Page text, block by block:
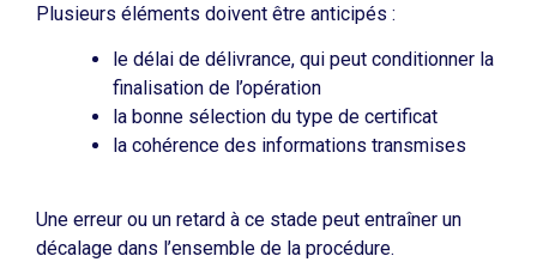
Plusieurs éléments doivent être anticipés :
le délai de délivrance, qui peut conditionner la
finalisation de l’opération
la bonne sélection du type de certificat
la cohérence des informations transmises
Une erreur ou un retard à ce stade peut entraîner un
décalage dans l’ensemble de la procédure.